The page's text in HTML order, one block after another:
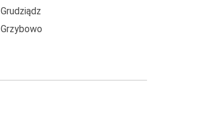
Grudziądz
Grzybowo